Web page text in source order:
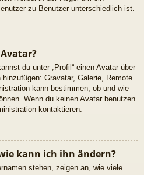
zu Benutzer unterschiedlich ist.
du unter „Profil“ einen Avatar über
Gravatar, Galerie, Remote
kann bestimmen, ob und wie
Wenn du keinen Avatar benutzen
kontaktieren.
kann ich ihn ändern?
stehen, zeigen an, wie viele